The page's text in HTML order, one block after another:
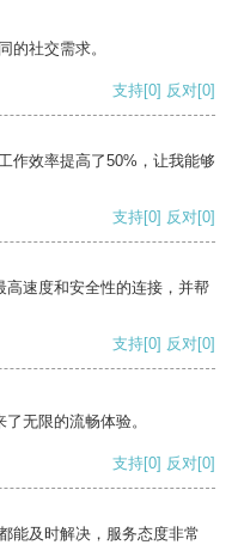
的社交需求。
支持[0] 反对[0]
作效率提高了50%，让我能够
支持[0] 反对[0]
速度和安全性的连接，并帮
支持[0] 反对[0]
无限的流畅体验。
支持[0] 反对[0]
能及时解决，服务态度非常